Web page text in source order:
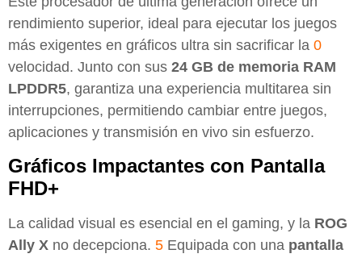
rendimiento superior, ideal para ejecutar los juegos
más exigentes en gráficos ultra sin sacrificar la 0
velocidad. Junto con sus 24 GB de memoria RAM
LPDDR5, garantiza una experiencia multitarea sin
interrupciones, permitiendo cambiar entre juegos,
aplicaciones y transmisión en vivo sin esfuerzo.
Gráficos Impactantes con Pantalla
FHD+
La calidad visual es esencial en el gaming, y la ROG
Ally X no decepciona. 5 Equipada con una pantalla